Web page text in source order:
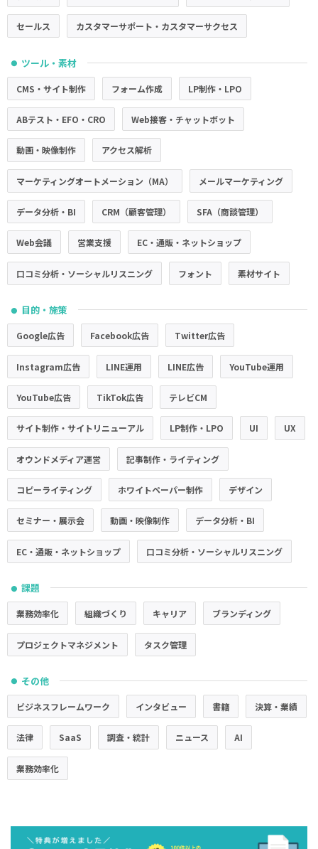
セールス カスタマーサポート・カスタマーサクセス
● ツール・素材
CMS・サイト制作 フォーム作成 LP制作・LPO
ABテスト・EFO・CRO Web接客・チャットボット
動画・映像制作 アクセス解析
マーケティングオートメーション（MA） メールマーケティング
データ分析・BI CRM（顧客管理） SFA（商談管理）
Web会議 営業支援 EC・通販・ネットショップ
口コミ分析・ソーシャルリスニング フォント 素材サイト
● 目的・施策
Google広告 Facebook広告 Twitter広告
Instagram広告 LINE運用 LINE広告 YouTube運用
YouTube広告 TikTok広告 テレビCM
サイト制作・サイトリニューアル LP制作・LPO UI UX
オウンドメディア運営 記事制作・ライティング
コピーライティング ホワイトペーパー制作 デザイン
セミナー・展示会 動画・映像制作 データ分析・BI
EC・通販・ネットショップ 口コミ分析・ソーシャルリスニング
● 課題
業務効率化 組織づくり キャリア ブランディング
プロジェクトマネジメント タスク管理
● その他
ビジネスフレームワーク インタビュー 書籍 決算・業績
法律 SaaS 調査・統計 ニュース AI
業務効率化